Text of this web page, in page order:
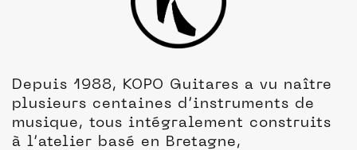
Depuis 1988, KOPO Guitares a vu naître
plusieurs centaines d’instruments de
musique, tous intégralement construits
à l’atelier basé en Bretagne,